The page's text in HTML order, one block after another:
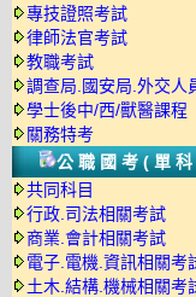
專技證照考試
律師法官考試
教職考試
調查局.國安局.外交人
學士後中/西/獸醫課程
關務特考
公職國考(單
共同科目
行政.司法相關考試
商業.會計相關考試
電子.電機.資訊相關考
土木.結構.機械相關考